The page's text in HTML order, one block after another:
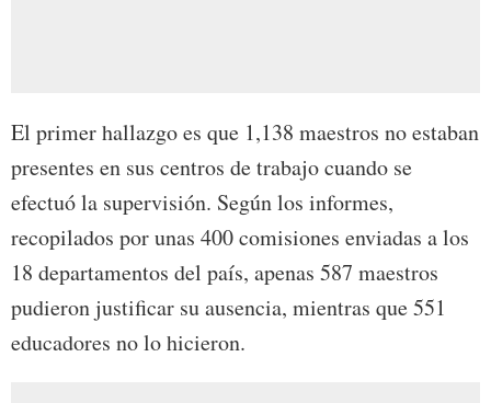
El primer hallazgo es que 1,138 maestros no estaban
presentes en sus centros de trabajo cuando se
efectuó la supervisión. Según los informes,
recopilados por unas 400 comisiones enviadas a los
18 departamentos del país, apenas 587 maestros
pudieron justificar su ausencia, mientras que 551
educadores no lo hicieron.